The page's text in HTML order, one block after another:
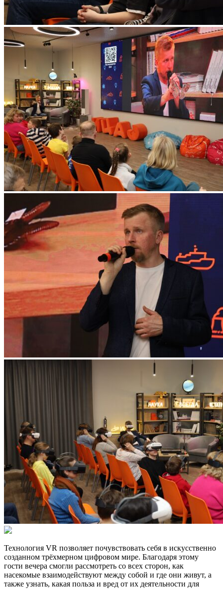
Технология VR позволяет почувствовать себя в искусственно
созданном трёхмерном цифровом мире. Благодаря этому
гости вечера смогли рассмотреть со всех сторон, как
насекомые взаимодействуют между собой и где они живут, а
также узнать, какая польза и вред от их деятельности для